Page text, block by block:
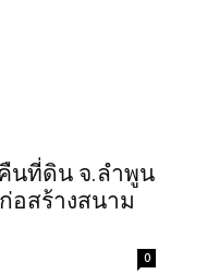
นที่ดิน จ.ลำพูน
อสร้างสนาม
0